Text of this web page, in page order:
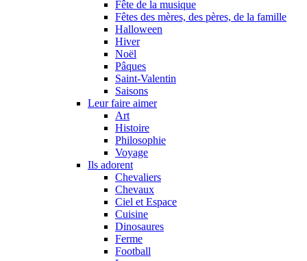
Fête de la musique
Fêtes des mères, des pères, de la famille
Halloween
Hiver
Noël
Pâques
Saint-Valentin
Saisons
Leur faire aimer
Art
Histoire
Philosophie
Voyage
Ils adorent
Chevaliers
Chevaux
Ciel et Espace
Cuisine
Dinosaures
Ferme
Football